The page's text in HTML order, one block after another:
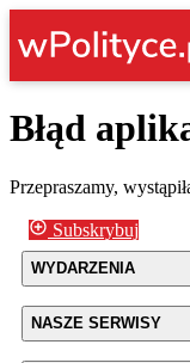
Błąd
Przepraszamy,
Subskrybuj
WYDARZENIA
NASZE SERWISY